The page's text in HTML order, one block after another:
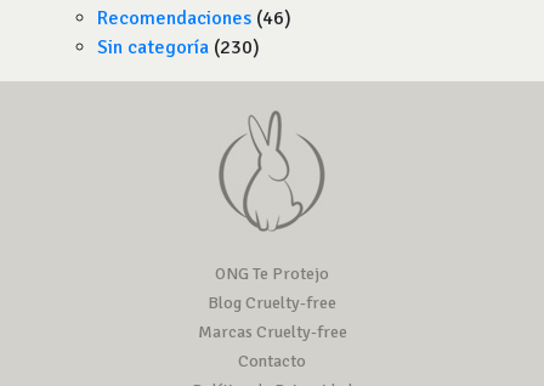
Recomendaciones (46)
Sin categoría (230)
ONG Te Protejo
Blog Cruelty-free
Marcas Cruelty-free
Contacto